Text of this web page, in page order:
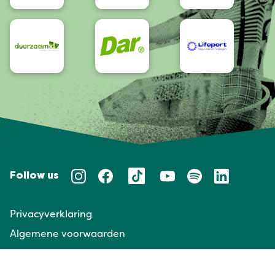
Follow us
Privacyverklaring
Algemene voorwaarden